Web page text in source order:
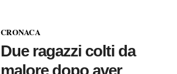
CRONACA
Due ragazzi colti da
malore dopo aver